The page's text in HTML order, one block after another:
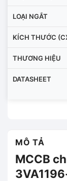
LOẠI NGẮT
KÍCH THƯỚC
THƯƠNG HIỆU
DATASHEET
MÔ TẢ
MCCB